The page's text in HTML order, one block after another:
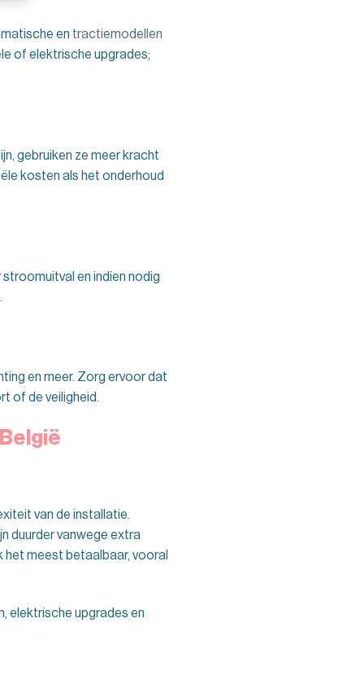
en tractiemodellen
of elektrische upgrades;
gebruiken ze meer kracht
kosten als het onderhoud
en indien nodig
en meer. Zorg ervoor dat
of de veiligheid.
van de installatie.
duurder vanwege extra
het meest betaalbaar, vooral
elektrische upgrades en